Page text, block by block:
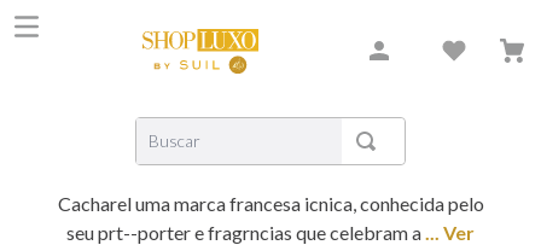
Buscar
Cacharel uma marca francesa icnica, conhecida pelo
seu prt--porter e fragrncias que celebram a... Ver
1º
shiseido